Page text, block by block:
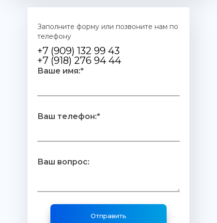
Заполните форму или позвоните нам по
телефону
+7 (909) 132 99 43
+7 (918) 276 94 44
Ваше имя:*
Ваш телефон:*
Ваш вопрос: